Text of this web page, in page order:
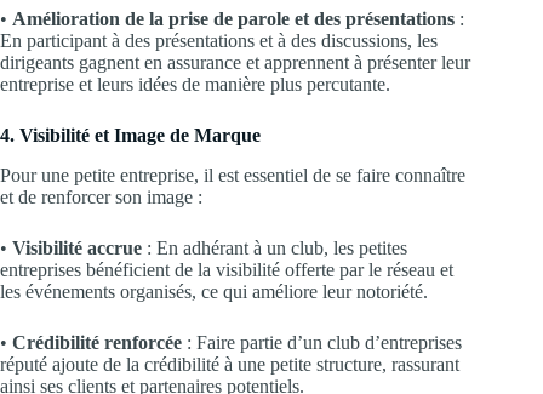
• Amélioration de la prise de parole et des présentations :
En participant à des présentations et à des discussions, les
dirigeants gagnent en assurance et apprennent à présenter leur
entreprise et leurs idées de manière plus percutante.
4. Visibilité et Image de Marque
Pour une petite entreprise, il est essentiel de se faire connaître
et de renforcer son image :
• Visibilité accrue : En adhérant à un club, les petites
entreprises bénéficient de la visibilité offerte par le réseau et
les événements organisés, ce qui améliore leur notoriété.
• Crédibilité renforcée : Faire partie d’un club d’entreprises
réputé ajoute de la crédibilité à une petite structure, rassurant
ainsi ses clients et partenaires potentiels.